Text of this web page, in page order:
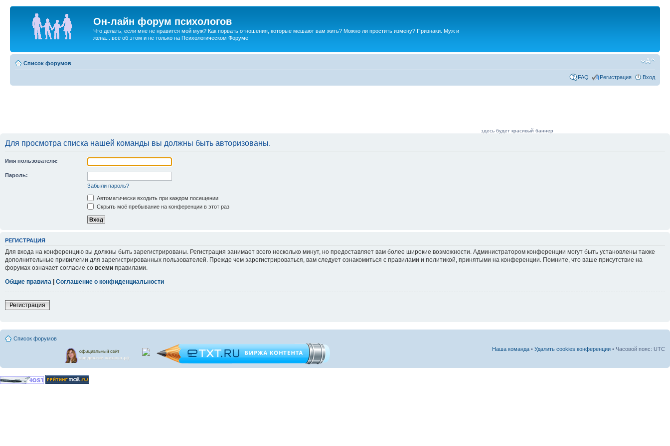
Он-лайн форум психологов
Что делать, если мне не нравится мой муж? Как порвать отношения, которые мешают вам жить? Можно ли простить измену? Признаки. Муж и
жена... всё об этом и не только на Психологическом Форуме
Список форумов
FAQ Регистрация Вход
здесь будет красивый баннер
Для просмотра списка нашей команды вы должны быть авторизованы.
Имя пользователя:
Пароль:
Забыли пароль?
Автоматически входить при каждом посещении
Скрыть моё пребывание на конференции в этот раз
РЕГИСТРАЦИЯ
Для входа на конференцию вы должны быть зарегистрированы. Регистрация занимает всего несколько минут, но предоставляет вам более широкие возможности. Администратором конференции могут быть установлены также
дополнительные привилегии для зарегистрированных пользователей. Прежде чем зарегистрироваться, вам следует ознакомиться с правилами и политикой, принятыми на конференции. Помните, что ваше присутствие на
форумах означает согласие со всеми правилами.
Общие правила
Соглашение о конфиденциальности
Регистрация
Список форумов
Наша команда • Удалить cookies конференции • Часовой пояс: UTC